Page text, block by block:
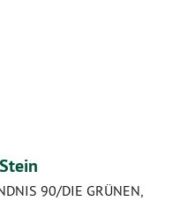
90/DIE GRÜNEN,